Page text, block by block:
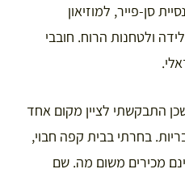
סן-פייר, למוזיאון
ולטחנות הרוח. חובבי
התבקשתי לציין מקום אחד
בחרתי בבית קפה חבוי,
מכירים משום מה. שם